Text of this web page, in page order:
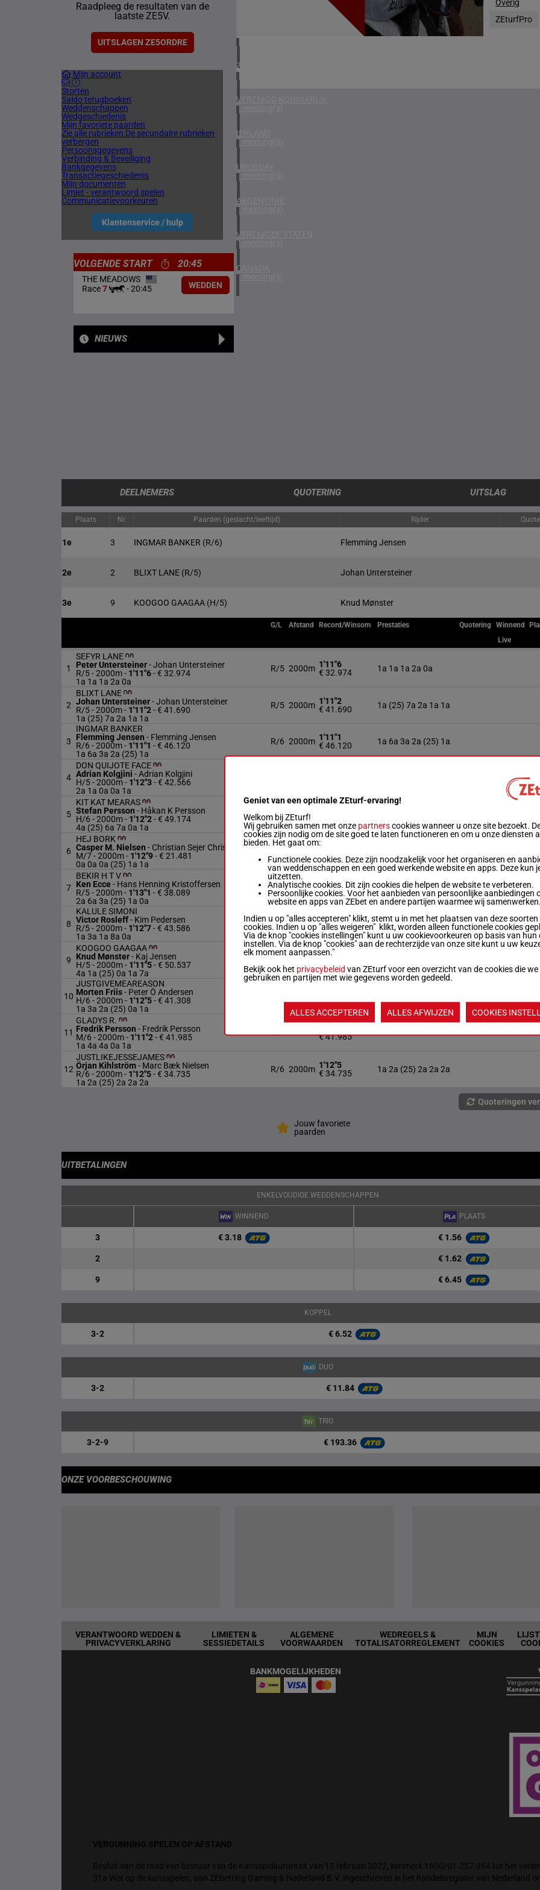
Raadpleeg de resultaten van de
laatste ZE5V.
UITSLAGEN ZE5ORDRE
Mijn account
Storten
Saldo terugboeken
Weddenschappen
Wedgeschiedenis
Mijn favoriete paarden
Zie alle rubrieken De secundaire rubrieken
verbergen
Persoonsgegevens
Verbinding & Beveiliging
Bankgegevens
Transactiegeschiedenis
Mijn documenten
Limiet - verantwoord spelen
Communicatievoorkeuren
Klantenservice / hulp
1 meeting(s)
ZUID-AFRIKA
1 meeting(s)
VERENIGD KONINKRIJK
3 meeting(s)
IERLAND
1 meeting(s)
URUGUAY
1 meeting(s)
ARGENTINIË
1 meeting(s)
VERENIGDE STATEN
4 meeting(s)
CANADA
1 meeting(s)
Overig
ZEturfPro
VOLGENDE START 20:45
THE MEADOWS
Race7 -20:45 WEDDEN
NIEUWS
DEELNEMERS QUOTERING UITSLAG
Plaats Nr. Paarden (geslacht/leeftijd) Rijder
1e 3 INGMAR BANKER (R/6) Flemming Jensen
2e 2 BLIXT LANE (R/5) Johan Untersteiner
3e 9 KOOGOO GAAGAA (H/5) Knud Mønster
G/L Afstand Record/Winsom Prestaties Quotering Winnend
Live
1
SEFYR LANE
Peter Untersteiner-Johan Untersteiner
R/5 - 2000m- 1'11"6- € 32.974
1a 1a 1a 2a 0a
R/5 2000m 1'11"6
€ 32.974
1a 1a 1a 2a 0a
2
BLIXT LANE
Johan Untersteiner-Johan Untersteiner
R/5 - 2000m- 1'11"2- € 41.690
1a (25) 7a 2a 1a 1a
R/5 2000m 1'11"2
€ 41.690
1a (25) 7a 2a 1a 1a
3
INGMAR BANKER
Flemming Jensen - Flemming Jensen
R/6 - 2000m- 1'11"1 - € 46.120
1a 6a 3a 2a (25) 1a
R/6 2000m 1'11"1
€ 46.120
1a 6a 3a 2a (25) 1a
4
DON QUIJOTE FACE
Adrian Kolgjini -Adrian Kolgjini
H/5 - 2000m- 1'12"3- € 42.566
2a 1a 0a 0a 1a
5
KIT KAT MEARAS
Stefan Persson - Håkan K Persson
H/6 - 2000m- 1'12"2- € 49.174
4a (25) 6a 7a 0a 1a
H/6 2000m
6
HEJ BORK
Casper M. Nielsen - Christian Sejer Christensen
M/7 - 2000m- 1'12"9- € 21.481
0a 0a 0a (25) 1a 1a
1'12"9
€ 21.481
7
BEKIR H T V
Ken Ecce- Hans Henning Kristoffersen
R/5 - 2000m- 1'13"1 - € 38.089
2a 6a 3a (25) 1a 0a
R/5 2000m 1'13"1
€ 38.089
2a 6a 3a (25) 1a 0a
8
KALULE SIMONI
Victor Rosleff- Kim Pedersen
R/5 - 2000m- 1'12"7- € 43.586
1a 3a 1a 8a 0a
R/5 2000m 1'12"7
€ 43.586
1a 3a 1a 8a 0a
9
KOOGOO GAAGAA
Knud Mønster- Kaj Jensen
H/5 - 2000m- 1'11"5- € 50.537
4a 1a (25) 0a 1a 7a
2000m
1'11"5
€ 50.537
10
JUSTGIVEMEAREASON
Morten Friis- Peter Ö Andersen
H/6 - 2000m- 1'12"5- € 41.308
1a 3a 2a (25) 0a 1a
€ 41.308
11
GLADYS R.
Fredrik Persson - Fredrik Persson
M/6 - 2000m- 1'11"2- € 41.985
1a 4a 4a 0a 1a
M/6 2000m € 41.985
1a 4a 4a 0a 1a
12
JUSTLIKEJESSEJAMES
Örjan Kihlström- Marc Bæk Nielsen
R/6 - 2000m- 1'12"5- € 34.735
1a 2a (25) 2a 2a 2a
R/6 2000m 1'12"5
€ 34.735
1a 2a (25) 2a 2a 2a
Quoteringen
Jouw favoriete
paarden
UITBETALINGEN
ENKELVOUDIGE WEDDENSCHAPPEN
WINNEND PLAATS
3 € 3.18 € 1.56
2 € 1.62
9 € 6.45
KOPPEL
3-2 € 6.52
DUO
3-2 € 11.84
TRIO
3-2-9 € 193.36
ONZE VOORBESCHOUWING
VERANTWOORD WEDDEN &
PRIVACYVERKLARING
LIMIETEN &
SESSIEDETAILS
ALGEMENE
VOORWAARDEN
WEDREGELS &
TOTALISATORREGLEMENT
MIJN
COOKIES
BANKMOGELIJKHEDEN
VERGUNNING SPELEN OP AFSTAND
Besluit van de raad van bestuur van de Kansspelautoriteit van 15 februari 2022, kenmerk 1600/01.257.364 tot het
31a Wet op de kansspelen, aan ZEbetting Gaming & Nederland B.V. ingeschreven in het handelsregister van Nederland
Geniet van een optimale ZEturf-ervaring!
Welkom bij ZEturf!
Wij gebruiken samen met onze partnerscookies wanneer u onze site bezoekt.
cookies zijn nodig om de site goed te laten functioneren en om u onze diensten
bieden. Het gaat om:
Functionele cookies. Deze zijn noodzakelijk voor het organiseren en
van weddenschappen en een goed werkende website en apps. Deze kun
uitzetten.
Analytische cookies. Dit zijn cookies die helpen de website te verbeteren.
Persoonlijke cookies. Voor het aanbieden van persoonlijke aanbiedingen
website en apps van ZEbet en andere partijen waarmee wij
Indien u op "alles accepteren" klikt, stemt u in met het plaatsen van deze soorten
cookies. Indien u op "alles weigeren" klikt, worden alleen functionele cookies
Via de knop "cookies instellingen" kunt u uw cookievoorkeuren op basis van hun
instellen. Via de knop "cookies" aan de rechterzijde van onze site kunt u uw
elk moment aanpassen."
Bekijk ook het privacybeleid van ZEturf voor een overzicht van de cookies die we
gebruiken en partijen met wie gegevens worden gedeeld.
ALLES ACCEPTEREN ALLES AFWIJZEN COOKIES